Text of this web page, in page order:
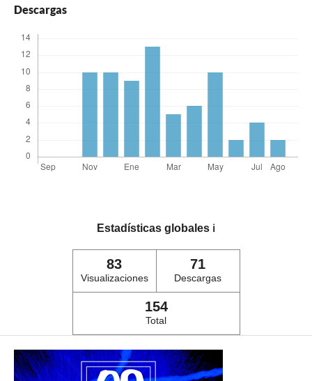
Descargas
Estadísticas globales ℹ️
83
Visualizaciones
71
Descargas
154
Total